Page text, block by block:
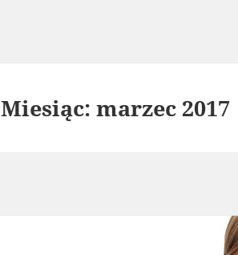
Miesiąc:marzec 2017